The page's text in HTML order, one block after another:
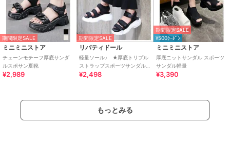
期間限定SALE
ミニミニストア
チェーンモチーフ厚底サンダ
ルスポサン夏靴
¥2,989
期間限定SALE
リバティドール
軽量ソール♪ ★厚底トリプル
ストラップスポーツサンダル
★4084
¥2,498
期間限定SALE
¥500ｸｰﾎﾟﾝ
ミニミニストア
厚底ニットサンダル スポーツ
サンダル軽量
¥3,390
もっとみる